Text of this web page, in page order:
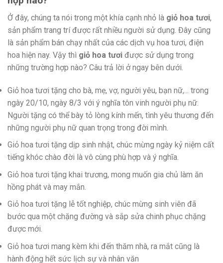
Ở đây, chúng ta nói trong một khía cạnh nhỏ là giỏ hoa tươi,
sản phẩm trang trí được rất nhiều người sử dụng. Đây cũng
là sản phẩm bán chạy nhất của các dịch vụ hoa tươi, điện
hoa hiện nay. Vậy thì giỏ hoa tươi được sử dụng trong
những trường hợp nào? Câu trả lời ở ngay bên dưới.
Giỏ hoa tươi tặng cho bà, mẹ, vợ, người yêu, bạn nữ,... trong
ngày 20/10, ngày 8/3 với ý nghĩa tôn vinh người phụ nữ.
Người tặng có thể bày tỏ lòng kính mến, tình yêu thương đến
những người phụ nữ quan trọng trong đời mình.
Giỏ hoa tươi tặng dịp sinh nhật, chúc mừng ngày kỷ niệm cất
tiếng khóc chào đời là vô cùng phù hợp và ý nghĩa.
Giỏ hoa tươi tặng khai trương, mong muốn gia chủ làm ăn
hồng phát và may mắn.
Giỏ hoa tươi tặng lễ tốt nghiệp, chúc mừng sinh viên đã
bước qua một chặng đường và sắp sửa chinh phục chặng
được mới.
Giỏ hoa tươi mang kèm khi đến thăm nhà, ra mắt cũng là
hành động hết sức lịch sự và nhân văn